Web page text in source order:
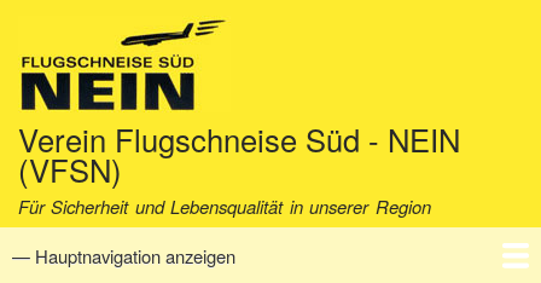
Verein Flugschneise Süd - NEIN
(VFSN)
Für Sicherheit und Lebensqualität in unserer Region
Hauptnavigation
— Hauptnavigation anzeigen